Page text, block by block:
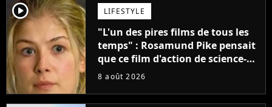
player2 LIFESTYLE
"L'un des pires films de tous les
temps" : Rosamund Pike pensait
que ce film d'action de science-
fiction avec Dwayne Johnson
8 août 2026